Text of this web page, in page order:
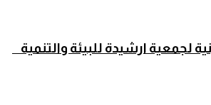
لجمعية ارشيدة للبيئة والتنمية